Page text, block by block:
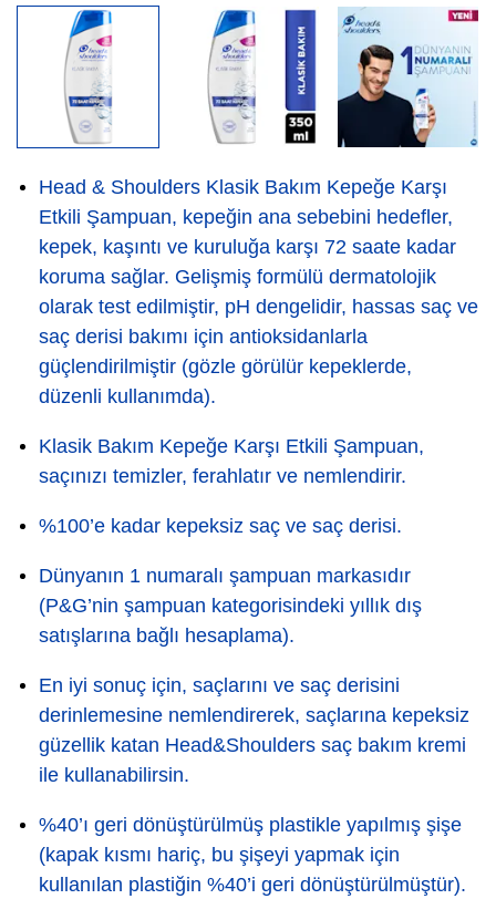
Head & Shoulders Klasik Bakım Kepeğe Karşı
Etkili Şampuan, kepeğin ana sebebini hedefler,
kepek, kaşıntı ve kuruluğa karşı 72 saate kadar
koruma sağlar. Gelişmiş formülü dermatolojik
olarak test edilmiştir, pH dengelidir, hassas saç ve
saç derisi bakımı için antioksidanlarla
güçlendirilmiştir (gözle görülür kepeklerde,
düzenli kullanımda).
Klasik Bakım Kepeğe Karşı Etkili Şampuan,
saçınızı temizler, ferahlatır ve nemlendirir.
%100’e kadar kepeksiz saç ve saç derisi.
Dünyanın 1 numaralı şampuan markasıdır
(P&G’nin şampuan kategorisindeki yıllık dış
satışlarına bağlı hesaplama).
En iyi sonuç için, saçlarını ve saç derisini
derinlemesine nemlendirerek, saçlarına kepeksiz
güzellik katan Head&Shoulders saç bakım kremi
ile kullanabilirsin.
%40’ı geri dönüştürülmüş plastikle yapılmış şişe
(kapak kısmı hariç, bu şişeyi yapmak için
kullanılan plastiğin %40’i geri dönüştürülmüştür).